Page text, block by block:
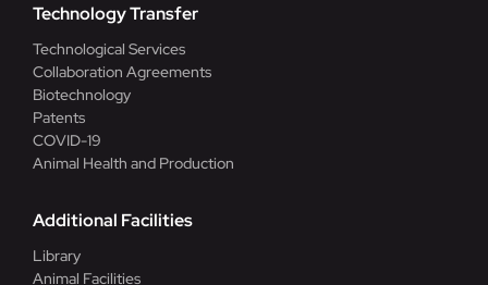
Technology Transfer
Technological Services
Collaboration Agreements
Biotechnology
Patents
COVID-19
Animal Health and Production
Additional Facilities
Library
Animal Facilities